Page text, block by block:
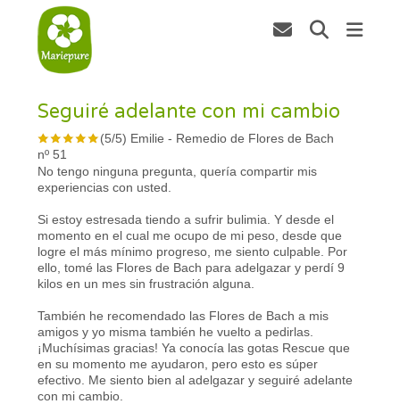
Seguiré adelante con mi cambio
(5/5) Emilie - Remedio de Flores de Bach
nº 51
No tengo ninguna pregunta, quería compartir mis
experiencias con usted.
Si estoy estresada tiendo a sufrir bulimia. Y desde el
momento en el cual me ocupo de mi peso, desde que
logre el más mínimo progreso, me siento culpable. Por
ello, tomé las Flores de Bach para adelgazar y perdí 9
kilos en un mes sin frustración alguna.
También he recomendado las Flores de Bach a mis
amigos y yo misma también he vuelto a pedirlas.
¡Muchísimas gracias! Ya conocía las gotas Rescue que
en su momento me ayudaron, pero esto es súper
efectivo. Me siento bien al adelgazar y seguiré adelante
con mi cambio.